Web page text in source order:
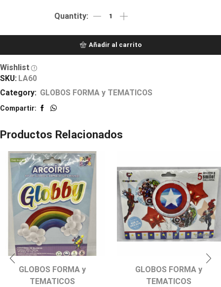
Añadir al carrito
Wishlist
SKU: LA60
Category: GLOBOS FORMA y TEMATICOS
Compartir:
Productos Relacionados
GLOBOS FORMA y
TEMATICOS
GLOBOS FORMA y
TEMATICOS